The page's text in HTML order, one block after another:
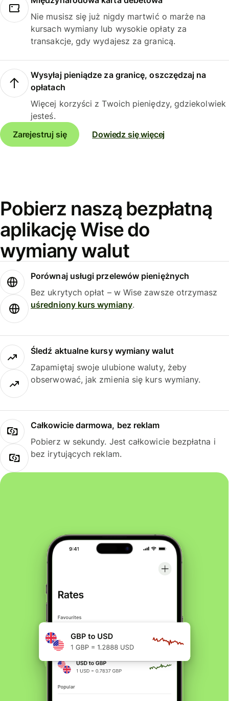
Nie musisz się już nigdy martwić o marże na
kursach wymiany lub wysokie opłaty za
transakcje, gdy wydajesz za granicą.
Wysyłaj pieniądze za granicę, oszczędzaj na
opłatach
Więcej korzyści z Twoich pieniędzy, gdziekolwiek
jesteś.
Zarejestruj się
Dowiedz się więcej
Pobierz naszą bezpłatną
aplikację Wise do
wymiany walut
Porównaj usługi przelewów pieniężnych
Bez ukrytych opłat – w Wise zawsze otrzymasz
uśredniony kurs wymiany.
Śledź aktualne kursy wymiany walut
Zapamiętaj swoje ulubione waluty, żeby
obserwować, jak zmienia się kurs wymiany.
Całkowicie darmowa, bez reklam
Pobierz w sekundy. Jest całkowicie bezpłatna i
bez irytujących reklam.